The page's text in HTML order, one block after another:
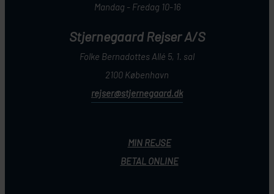
Mandag - Fredag 10-16
Stjernegaard Rejser A/S
Folke Bernadottes Allé 5, 1. sal
2100 København
rejser@stjernegaard.dk
MIN REJSE
BETAL ONLINE